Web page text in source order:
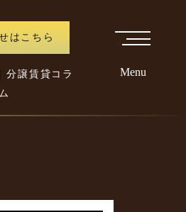
はこちら
分譲賃貸コラ
ム
Menu